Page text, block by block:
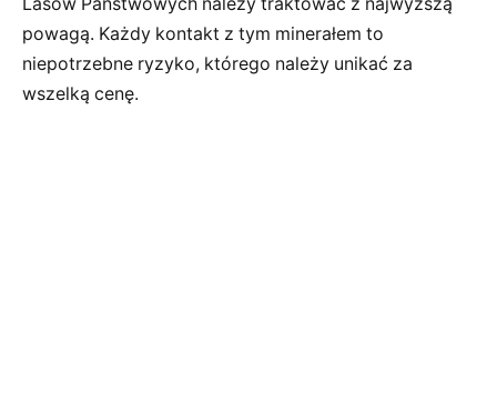
powagą. Każdy kontakt z tym minerałem to
niepotrzebne ryzyko, którego należy unikać za
wszelką cenę.